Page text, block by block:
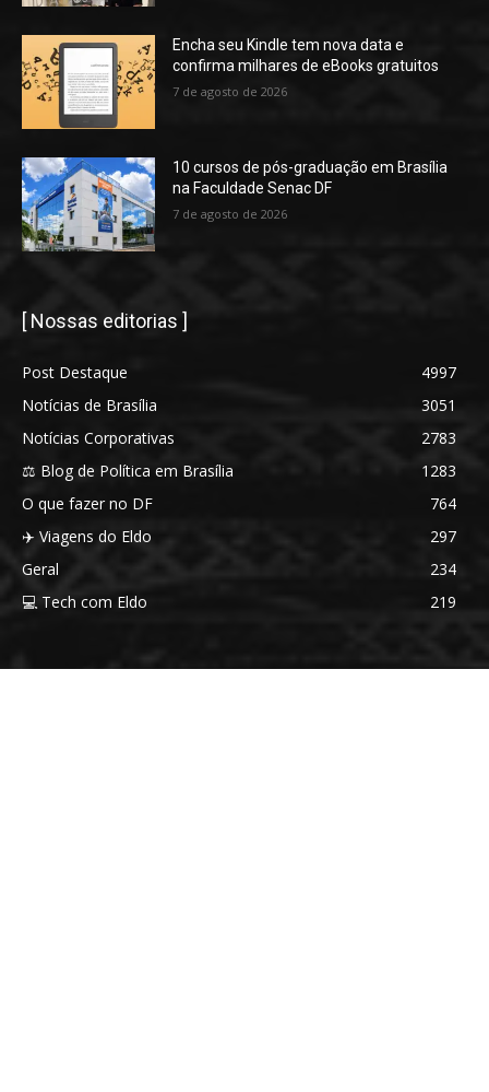
Encha seu Kindle tem nova data e
confirma milhares de eBooks gratuitos
7 de agosto de 2026
10 cursos de pós-graduação em Brasília
na Faculdade Senac DF
7 de agosto de 2026
[ Nossas editorias ]
Post Destaque
4997
Notícias de Brasília
3051
Notícias Corporativas
2783
⚖️ Blog de Política em Brasília
1283
O que fazer no DF
764
✈️ Viagens do Eldo
297
Geral
234
💻 Tech com Eldo
219